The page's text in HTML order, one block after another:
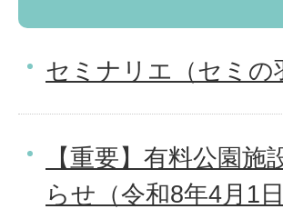
セミナリエ（セミの
【重要】有料公園
らせ（令和8年4月1日